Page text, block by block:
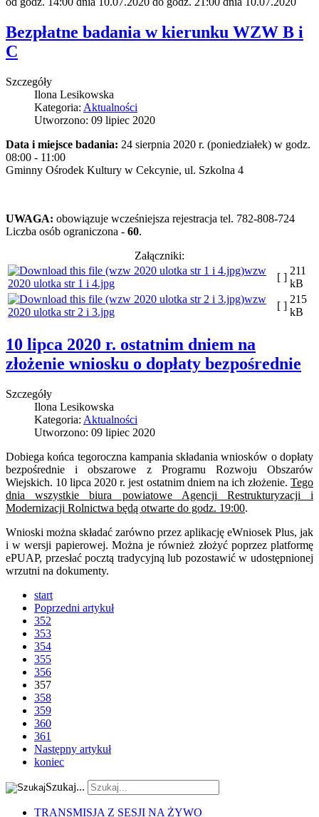
Bezpłatne badania w kierunku WZW B i
C
Szczegóły
Ilona Lesikowska
Kategoria: Aktualności
Utworzono: 09 lipiec 2020
Data i miejsce badania: 24 sierpnia 2020 r. (poniedziałek) w godz.
08:00 - 11:00
Gminny Ośrodek Kultury w Cekcynie, ul. Szkolna 4
UWAGA: obowiązuje wcześniejsza rejestracja tel. 782-808-724
Liczba osób ograniczona - 60.
Załączniki:
wzw
2020 ulotka str 1 i 4.jpg
[ ]
211
kB
wzw
2020 ulotka str 2 i 3.jpg
[ ]
215
kB
10 lipca 2020 r. ostatnim dniem na
złożenie wniosku o dopłaty bezpośrednie
Szczegóły
Ilona Lesikowska
Kategoria: Aktualności
Utworzono: 09 lipiec 2020
Dobiega końca tegoroczna kampania składania wniosków o dopłaty
bezpośrednie i obszarowe z Programu Rozwoju Obszarów
Wiejskich. 10 lipca 2020 r. jest ostatnim dniem na ich złożenie. Tego
dnia wszystkie biura powiatowe Agencji Restrukturyzacji i
Modernizacji Rolnictwa będą otwarte do godz. 19:00.
Wnioski można składać zarówno przez aplikację eWniosek Plus, jak
i w wersji papierowej. Można je również złożyć poprzez platformę
ePUAP, przesłać pocztą tradycyjną lub pozostawić w udostępnionej
wrzutni na dokumenty.
start
Poprzedni artykuł
352
353
354
355
356
357
358
359
360
361
Następny artykuł
koniec
Szukaj...
TRANSMISJA Z SESJI NA ŻYWO